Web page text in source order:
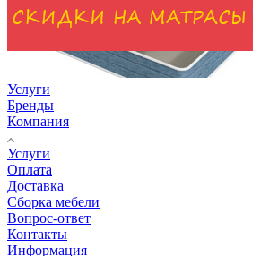
Услуги
Бренды
Компания
Услуги
Оплата
Доставка
Сборка мебели
Вопрос-ответ
Контакты
Информация